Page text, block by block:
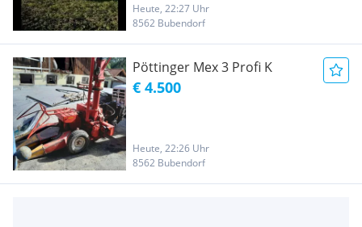
Heute, 22:27 Uhr
8562 Bubendorf
Pöttinger Mex 3 Profi K
€ 4.500
Heute, 22:26 Uhr
8562 Bubendorf